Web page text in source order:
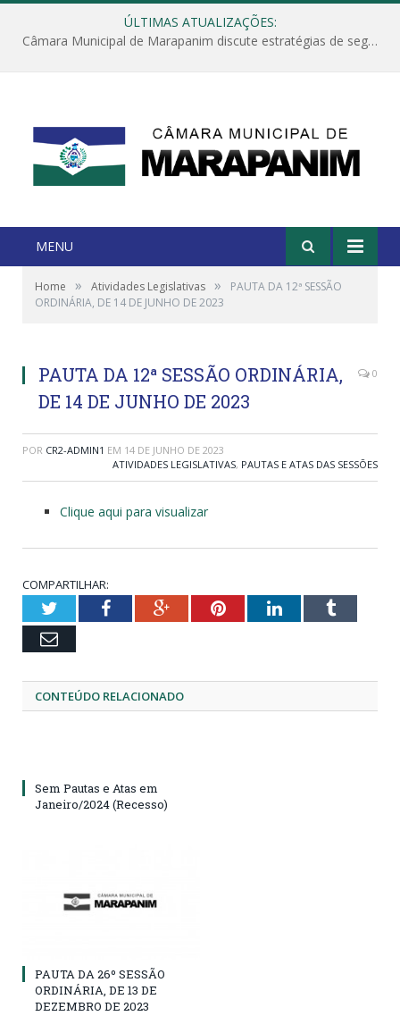
ÚLTIMAS ATUALIZAÇÕES:
Câmara Municipal de Marapanim discute estratégias de segurança com autoridades e poder executivo
MENU
Home » Atividades Legislativas »
PAUTA DA 12ª SESSÃO
ORDINÁRIA, DE 14 DE JUNHO DE 2023
PAUTA DA 12ª SESSÃO ORDINÁRIA,
DE 14 DE JUNHO DE 2023
0
POR CR2-ADMIN1 EM 14 DE JUNHO DE 2023
ATIVIDADES LEGISLATIVAS, PAUTAS E ATAS DAS SESSÕES
Clique aqui para visualizar
COMPARTILHAR:
TwitterFacebookGoogle+PinterestLinkedInTumblr
Email
CONTEÚDO RELACIONADO
Sem Pautas e Atas em
Janeiro/2024 (Recesso)
PAUTA DA 26º SESSÃO
ORDINÁRIA, DE 13 DE
DEZEMBRO DE 2023